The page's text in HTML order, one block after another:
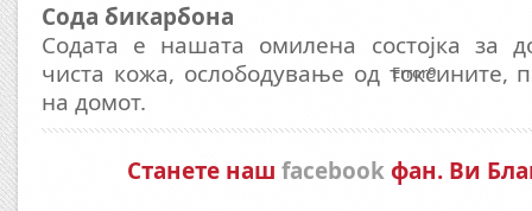
Сода бикарбона
Содата е нашата омилена состојка за
чиста кожа, ослободување од токсините,
на домот.
Станете наш facebookфан. Ви
Error9